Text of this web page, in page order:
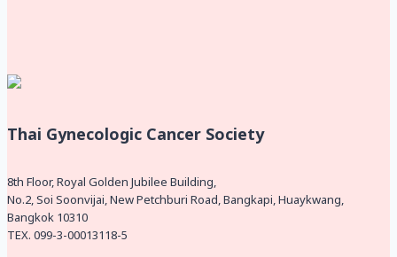
Thai Gynecologic Cancer Society
8th Floor, Royal Golden Jubilee Building,
No.2, Soi Soonvijai, New Petchburi Road, Bangkapi, Huaykwang,
Bangkok 10310
TEX. 099-3-00013118-5